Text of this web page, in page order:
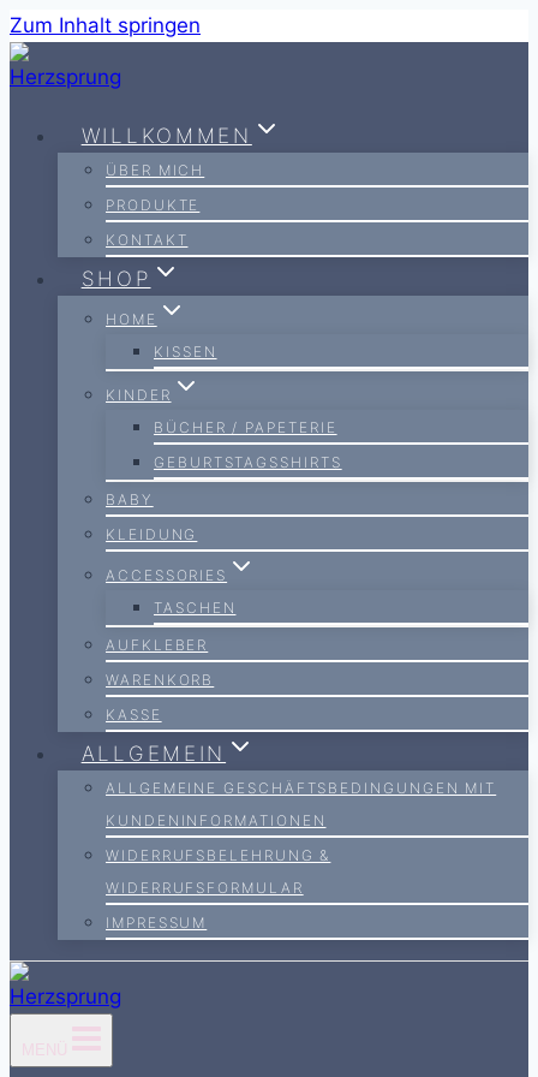
Zum Inhalt springen
WILLKOMMEN
ÜBER MICH
PRODUKTE
KONTAKT
SHOP
HOME
KISSEN
KINDER
BÜCHER / PAPETERIE
GEBURTSTAGSSHIRTS
BABY
KLEIDUNG
ACCESSORIES
TASCHEN
AUFKLEBER
WARENKORB
KASSE
ALLGEMEIN
ALLGEMEINE GESCHÄFTSBEDINGUNGEN MIT
KUNDENINFORMATIONEN
WIDERRUFSBELEHRUNG &
WIDERRUFSFORMULAR
IMPRESSUM
MENÜ